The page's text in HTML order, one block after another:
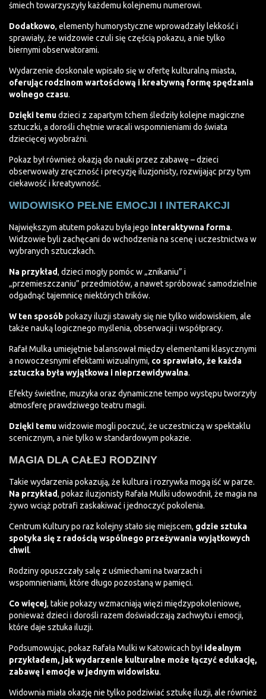
śmiech towarzyszyły każdemu kolejnemu numerowi.
Dodatkowo, elementy humorystyczne wprowadzały lekkość i
sprawiały, że widzowie czuli się częścią pokazu, a nie tylko
biernymi obserwatorami.
Wydarzenie doskonale wpisało się w ofertę kulturalną miasta,
oferując rodzinom wartościową i kreatywną formę spędzania
wolnego czasu.
Dzięki temudzieci z zapartym tchem śledziły kolejne magiczne
sztuczki, a dorośli chętnie wracali wspomnieniami do świata
dziecięcej wyobraźni.
Pokaz był również okazją do nauki przez zabawę – dzieci
obserwowały zręczność i precyzję iluzjonisty, rozwijając przy tym
ciekawość i kreatywność.
WIDOWISKO PEŁNE EMOCJI I INTERAKCJI
Największym atutem pokazu była jego interaktywna forma.
Widzowie byli zachęcani do wchodzenia na scenę i uczestnictwa w
wybranych sztuczkach.
Na przykład, dzieci mogły pomóc w „znikaniu” i
„przemieszczaniu” przedmiotów, a nawet spróbować samodzielnie
odgadnąć tajemnicę niektórych trików.
W ten sposób pokazy iluzji stawały się nie tylko widowiskiem, ale
także nauką logicznego myślenia, obserwacji i współpracy.
Rafał Mulka umiejętnie balansował między elementami klasycznymi
a nowoczesnymi efektami wizualnymi, co sprawiało, że każda
sztuczka była wyjątkowa i nieprzewidywalna.
Efekty świetlne, muzyka oraz dynamiczne tempo występu tworzyły
atmosferę prawdziwego teatru magii.
Dzięki temuwidzowie mogli poczuć, że uczestniczą w spektaklu
scenicznym, a nie tylko w standardowym pokazie.
MAGIA DLA CAŁEJ RODZINY
Takie wydarzenia pokazują, że kultura i rozrywka mogą iść w parze.
Na przykład, pokaz iluzjonisty Rafała Mulki udowodnił, że magia na
żywo wciąż potrafi zaskakiwać i jednoczyć pokolenia.
Centrum Kultury po raz kolejny stało się miejscem, gdzie sztuka
spotyka się z radością wspólnego przeżywania wyjątkowych
chwil.
Rodziny opuszczały salę z uśmiechami na twarzach i
wspomnieniami, które długo pozostaną w pamięci.
Co więcej, takie pokazy wzmacniają więzi międzypokoleniowe,
ponieważ dzieci i dorośli razem doświadczają zachwytu i emocji,
które daje sztuka iluzji.
Podsumowując, pokaz Rafała Mulki w Katowicach był idealnym
przykładem, jak wydarzenie kulturalne może łączyć edukację,
zabawę i emocje w jednym widowisku.
Widownia miała okazję nie tylko podziwiać sztukę iluzji, ale również